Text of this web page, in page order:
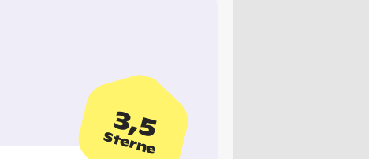
3,5
Sterne